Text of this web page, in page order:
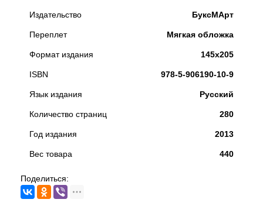
Издательство БуксМАрт
Переплет Мягкая обложка
Формат издания 145x205
ISBN 978-5-906190-10-9
Язык издания Русский
Количество страниц 280
Год издания 2013
Вес товара 440
Поделиться: